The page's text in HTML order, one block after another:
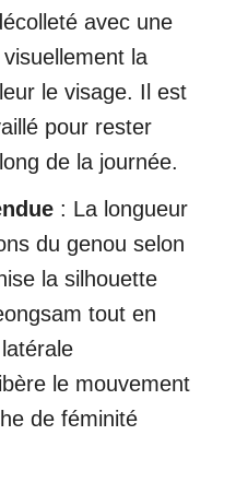
avec une
la
le visage. Il est
pour rester
de la journée.
: La longueur
du genou selon
la silhouette
tout en
le mouvement
de féminité